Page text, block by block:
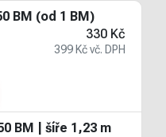
BM (od 1 BM)
330 Kč
399 Kč vč. DPH
BM | šíře 1,23 m